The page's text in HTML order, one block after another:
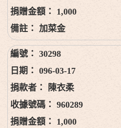
1,000
加菜金
30298
096-03-17
陳衣柔
960289
1,000